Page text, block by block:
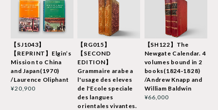
【SJ1043】
【REPRINT】Elgin’s
Mission to China
and Japan(1970)
/Laurence Oliphant
¥20,900
【RG015】
【SECOND
EDITION】
Grammaire arabe a
l'usage des eleves
de l'Ecole speciale
des langues
orientales vivantes.
【SH122】The
Newgate Calendar. 4
volumes bound in 2
books(1824‐1828)
/Andrew Knapp and
William Baldwin
¥66,000